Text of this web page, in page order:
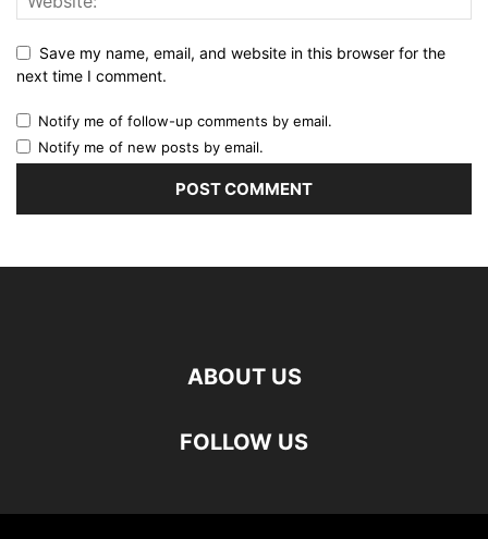
Save my name, email, and website in this browser for the
next time I comment.
Notify me of follow-up comments by email.
Notify me of new posts by email.
ABOUT US
FOLLOW US